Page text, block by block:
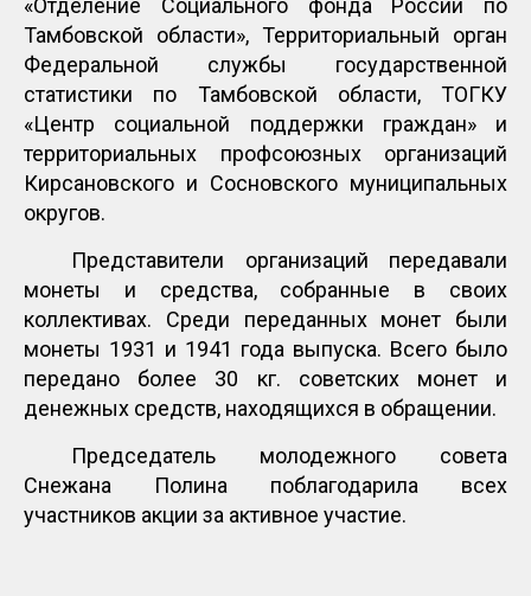
Тамбовской области», Территориальный орган
Федеральной службы государственной
статистики по Тамбовской области, ТОГКУ
«Центр социальной поддержки граждан» и
территориальных профсоюзных организаций
Кирсановского и Сосновского муниципальных
округов.
Представители организаций передавали
монеты и средства, собранные в своих
коллективах. Среди переданных монет были
монеты 1931 и 1941 года выпуска. Всего было
передано более 30 кг. советских монет и
денежных средств, находящихся в обращении.
Председатель молодежного совета
Снежана Полина поблагодарила всех
участников акции за активное участие.